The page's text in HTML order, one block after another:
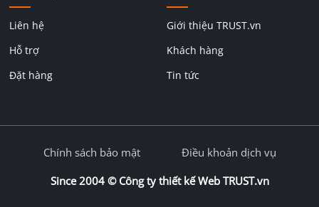
Liên hệ
Hỗ trợ
Đặt hàng
Giới thiệu TRUST.vn
Khách hàng
Tin tức
Since 2004 © Công ty thiết kế Web TRUST.vn
Chính sách bảo mật Điều khoản dịch vụ